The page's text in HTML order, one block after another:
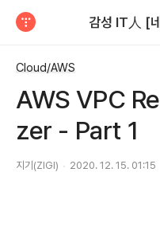
감성 IT人 [
Cloud/AWS
AWS VPC
zer - Part 1
지기(ZIGI) 2020. 12. 15. 01:15